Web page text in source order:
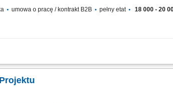
umowa o pracę / kontrakt B2B pełny etat 18 000 - 20
etapach realizacji – od przygotowania projektu do odbioru